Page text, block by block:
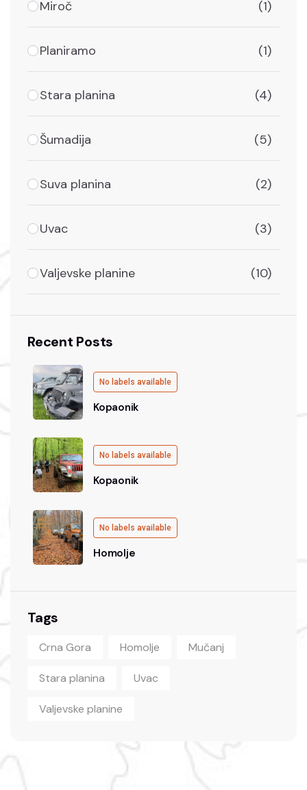
Miroč (1)
Planiramo (1)
Stara planina (4)
Šumadija (5)
Suva planina (2)
Uvac (3)
Valjevske planine (10)
Recent Posts
No labels available
Kopaonik
No labels available
Kopaonik
No labels available
Homolje
Tags
Crna Gora Homolje Mučanj
Stara planina Uvac
Valjevske planine